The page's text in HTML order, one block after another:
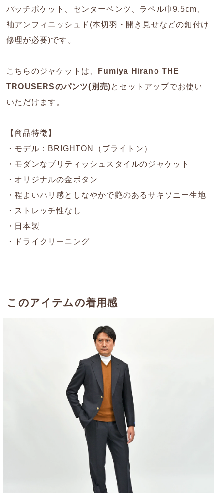
パッチポケット、センターベンツ、ラペル巾9.5cm、
袖アンフィニッシュド(本切羽・開き見せなどの釦付け
修理が必要)です。
こちらのジャケットは、
Fumiya Hirano THE
TROUSERSのパンツ(別売)とセットアップでお使い
いただけます。
【商品特徴】
・モデル：BRIGHTON（ブライトン）
・モダンなブリティッシュスタイルのジャケット
・オリジナルの金ボタン
・程よいハリ感としなやかで艶のあるサキソニー生地
・ストレッチ性なし
・日本製
・ドライクリーニング
このアイテムの着用感